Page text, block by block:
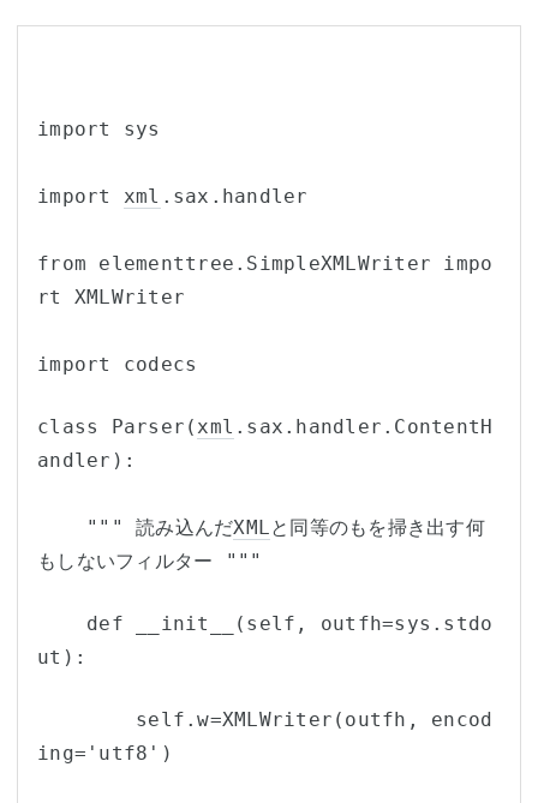
import sys
import xml .sax.handler
from elementtree.SimpleXMLWriter impo
rt XMLWriter
import codecs
class Parser( xml .sax.handler.ContentH
andler):
    """ 読み込んだ
XMLと同等のもを掃き出す何
もしないフィルター """
ut):
ing='utf8')